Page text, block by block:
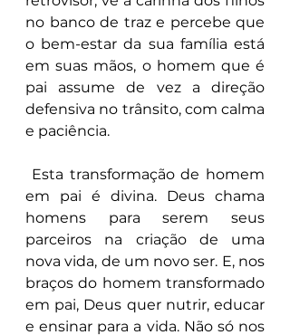
no banco de traz e percebe que
o bem-estar da sua família está
em suas mãos, o homem que é
pai assume de vez a direção
defensiva no trânsito, com calma
e paciência.
em pai é divina. Deus chama
homens para serem seus
parceiros na criação de uma
nova vida, de um novo ser. E, nos
braços do homem transformado
em pai, Deus quer nutrir, educar
e ensinar para a vida. Não só nos